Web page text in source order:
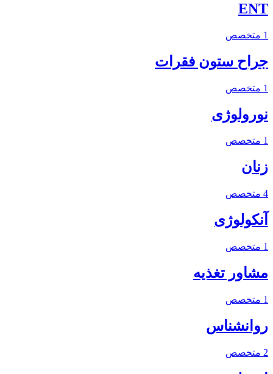
ENT
1 متخصص
جراح ستون فقرات
1 متخصص
نورولوژی
1 متخصص
زنان
4 متخصص
آنکولوژی
1 متخصص
مشاور تغذیه
1 متخصص
روانشناس
2 متخصص